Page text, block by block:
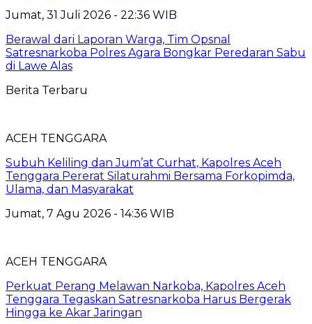
Jumat, 31 Juli 2026 - 22:36 WIB
Berawal dari Laporan Warga, Tim Opsnal
Satresnarkoba Polres Agara Bongkar Peredaran Sabu
di Lawe Alas
Berita Terbaru
ACEH TENGGARA
Subuh Keliling dan Jum’at Curhat, Kapolres Aceh
Tenggara Pererat Silaturahmi Bersama Forkopimda,
Ulama, dan Masyarakat
Jumat, 7 Agu 2026 - 14:36 WIB
ACEH TENGGARA
Perkuat Perang Melawan Narkoba, Kapolres Aceh
Tenggara Tegaskan Satresnarkoba Harus Bergerak
Hingga ke Akar Jaringan